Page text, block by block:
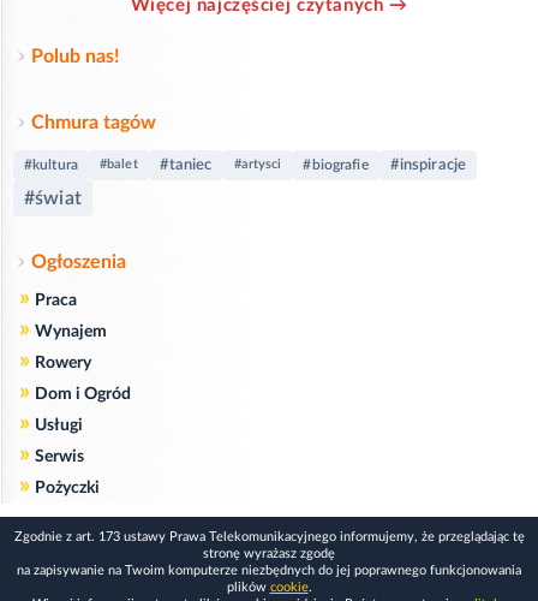
Więcej najczęściej czytanych →
Polub nas!
Chmura tagów
#kultura #balet #taniec #artysci #biografie #inspiracje
#świat
Ogłoszenia
» Praca
» Wynajem
» Rowery
» Dom i Ogród
» Usługi
» Serwis
» Pożyczki
Zgodnie z art. 173 ustawy Prawa Telekomunikacyjnego informujemy, że przeglądając tę
stronę wyrażasz zgodę
na zapisywanie na Twoim komputerze niezbędnych do jej poprawnego funkcjonowania
plików cookie.